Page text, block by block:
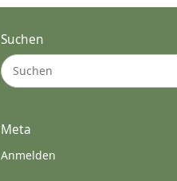
Suchen
Meta
Anmelden